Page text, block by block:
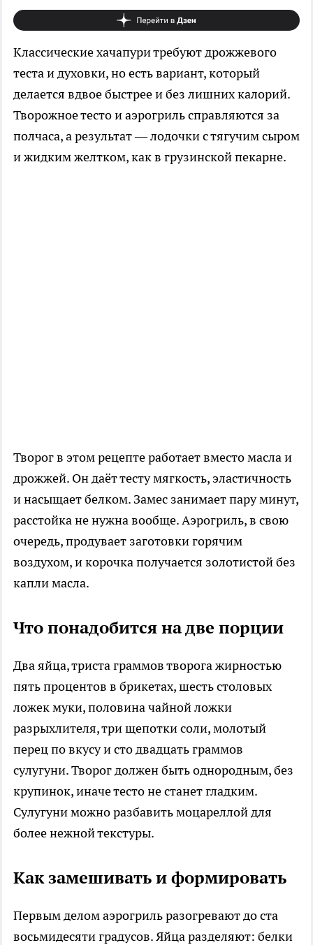
Классические хачапури требуют дрожжевого
теста и духовки, но есть вариант, который
делается вдвое быстрее и без лишних калорий.
Творожное тесто и аэрогриль справляются за
полчаса, а результат — лодочки с тягучим сыром
и жидким желтком, как в грузинской пекарне.
Творог в этом рецепте работает вместо масла и
дрожжей. Он даёт тесту мягкость, эластичность
и насыщает белком. Замес занимает пару минут,
расстойка не нужна вообще. Аэрогриль, в свою
очередь, продувает заготовки горячим
воздухом, и корочка получается золотистой без
капли масла.
Что понадобится на две порции
Два яйца, триста граммов творога жирностью
пять процентов в брикетах, шесть столовых
ложек муки, половина чайной ложки
разрыхлителя, три щепотки соли, молотый
перец по вкусу и сто двадцать граммов
сулугуни. Творог должен быть однородным, без
крупинок, иначе тесто не станет гладким.
Сулугуни можно разбавить моцареллой для
более нежной текстуры.
Как замешивать и формировать
Первым делом аэрогриль разогревают до ста
восьмидесяти градусов. Яйца разделяют: белки